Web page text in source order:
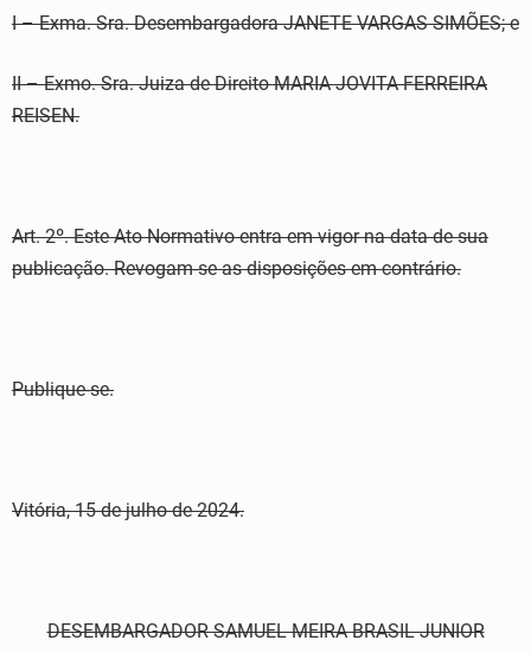
I – Exma. Sra. Desembargadora JANETE VARGAS SIMÕES; e
II – Exmo. Sra. Juiza de Direito MARIA JOVITA FERREIRA
REISEN.
Art. 2º. Este Ato Normativo entra em vigor na data de sua
publicação. Revogam-se as disposições em contrário.
Publique-se.
Vitória, 15 de julho de 2024.
DESEMBARGADOR SAMUEL MEIRA BRASIL JUNIOR